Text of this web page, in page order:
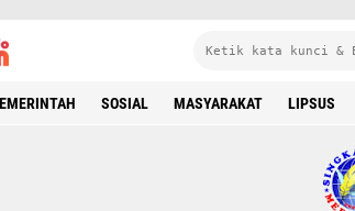
SOSIAL MASYARAKAT LIPSUS